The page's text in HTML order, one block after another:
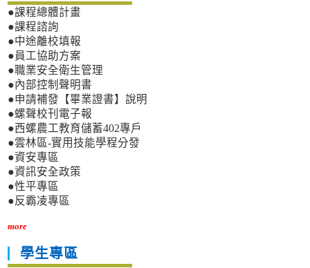
●課程總體計畫
●課程諮詢
●中途離校填報
●員工協助方案
●職業安全衛生管理
●內部控制聲明書
●申請補發【畢業證書】說明
●螺聲校刊電子報
●西螺農工教育儲蓄402專戶
●雲林區-實用技能學程分發
●資安專區
●資訊安全政策
●性平專區
●反霸凌專區
more
學生專區